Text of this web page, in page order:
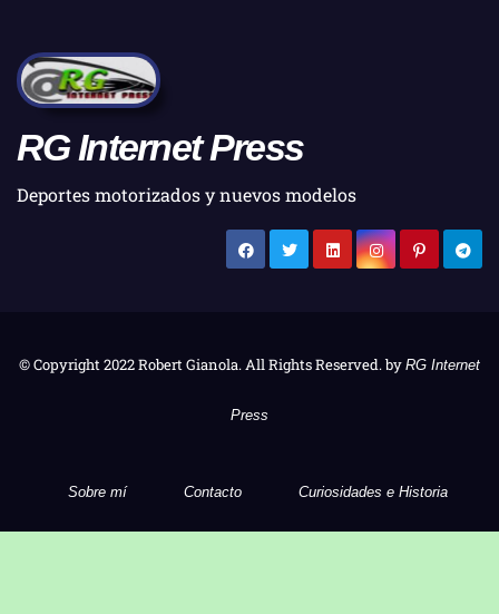
RG Internet Press
Deportes motorizados y nuevos modelos
© Copyright 2022 Robert Gianola. All Rights Reserved. by RG Internet
Press
Sobre mí Contacto Curiosidades e Historia